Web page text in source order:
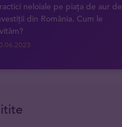
neloiale pe piața de aur de
din România. Cum le